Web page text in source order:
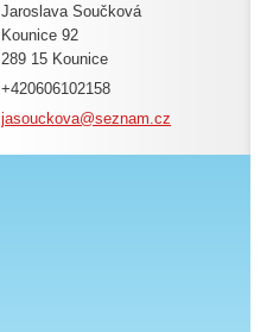
Jaroslava Součková
Kounice 92
289 15 Kounice
+420606102158
jasouckova@seznam.cz